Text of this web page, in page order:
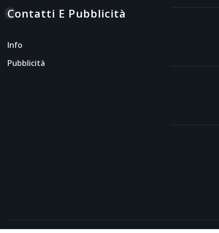
Contatti E Pubblicità
Info
Pubblicità